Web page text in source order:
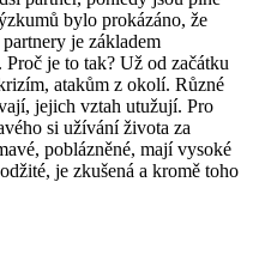
bylo prokázáno, že
je základem
je to tak? Už od začátku
atakům z okolí. Různé
jejich vztah utužují. Pro
si užívání života za
poblázněné, mají vysoké
je zkušená a kromě toho